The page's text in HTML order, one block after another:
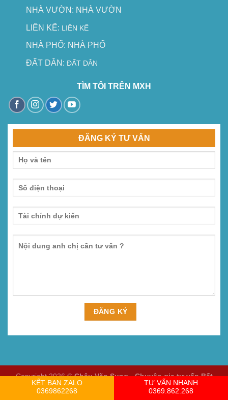
NHÀ VƯỜN: NHÀ VƯỜN
LIÊN KẾ: LIÊN KẾ
NHÀ PHỐ: NHÀ PHỐ
ĐẤT DÂN: ĐẤT DÂN
TÌM TÔI TRÊN MXH
ĐĂNG KÝ TƯ VẤN
Copyright 2026 ©Châu Văn Sung - Chuyên gia tư vấn Bất
KẾT BẠN ZALO
0369862268
TƯ VẤN NHANH
0369.862.268